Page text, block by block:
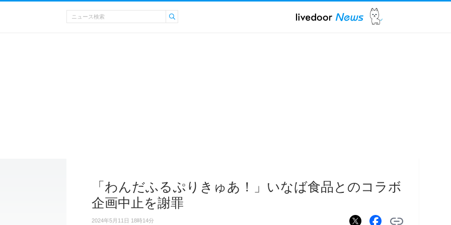
「わんだふるぷりきゅあ！」いなば食品とのコラボ
企画中止を謝罪
2024年5月11日 18時14分